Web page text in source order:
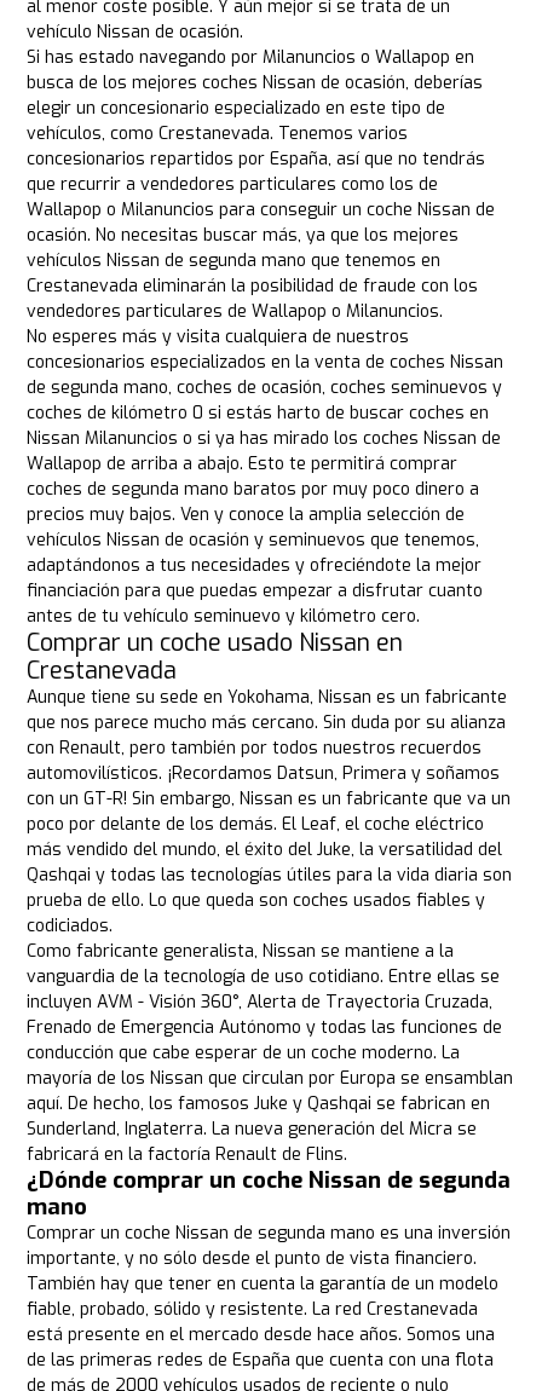
al menor coste posible. Y aún mejor si se trata de un
vehículo Nissan de ocasión.
Si has estado navegando por Milanuncios o Wallapop en
busca de los mejores coches Nissan de ocasión, deberías
elegir un concesionario especializado en este tipo de
vehículos, como Crestanevada. Tenemos varios
concesionarios repartidos por España, así que no tendrás
que recurrir a vendedores particulares como los de
Wallapop o Milanuncios para conseguir un coche Nissan de
ocasión. No necesitas buscar más, ya que los mejores
vehículos Nissan de segunda mano que tenemos en
Crestanevada eliminarán la posibilidad de fraude con los
vendedores particulares de Wallapop o Milanuncios.
No esperes más y visita cualquiera de nuestros
concesionarios especializados en la venta de coches Nissan
de segunda mano, coches de ocasión, coches seminuevos y
coches de kilómetro 0 si estás harto de buscar coches en
Nissan Milanuncios o si ya has mirado los coches Nissan de
Wallapop de arriba a abajo. Esto te permitirá comprar
coches de segunda mano baratos por muy poco dinero a
precios muy bajos. Ven y conoce la amplia selección de
vehículos Nissan de ocasión y seminuevos que tenemos,
adaptándonos a tus necesidades y ofreciéndote la mejor
financiación para que puedas empezar a disfrutar cuanto
antes de tu vehículo seminuevo y kilómetro cero.
Comprar un coche usado Nissan en
Crestanevada
Aunque tiene su sede en Yokohama, Nissan es un fabricante
que nos parece mucho más cercano. Sin duda por su alianza
con Renault, pero también por todos nuestros recuerdos
automovilísticos. ¡Recordamos Datsun, Primera y soñamos
con un GT-R! Sin embargo, Nissan es un fabricante que va un
poco por delante de los demás. El Leaf, el coche eléctrico
más vendido del mundo, el éxito del Juke, la versatilidad del
Qashqai y todas las tecnologías útiles para la vida diaria son
prueba de ello. Lo que queda son coches usados fiables y
codiciados.
Como fabricante generalista, Nissan se mantiene a la
vanguardia de la tecnología de uso cotidiano. Entre ellas se
incluyen AVM - Visión 360°, Alerta de Trayectoria Cruzada,
Frenado de Emergencia Autónomo y todas las funciones de
conducción que cabe esperar de un coche moderno. La
mayoría de los Nissan que circulan por Europa se ensamblan
aquí. De hecho, los famosos Juke y Qashqai se fabrican en
Sunderland, Inglaterra. La nueva generación del Micra se
fabricará en la factoría Renault de Flins.
¿Dónde comprar un coche Nissan de segunda
mano
Comprar un coche Nissan de segunda mano es una inversión
importante, y no sólo desde el punto de vista financiero.
También hay que tener en cuenta la garantía de un modelo
fiable, probado, sólido y resistente. La red Crestanevada
está presente en el mercado desde hace años. Somos una
de las primeras redes de España que cuenta con una flota
de más de 2000 vehículos usados de reciente o nulo